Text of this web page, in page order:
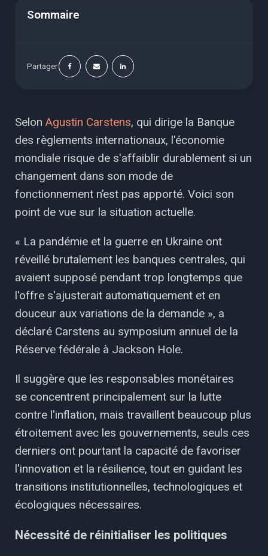
Sommaire
Partager
Selon Agustin Carstens, qui dirige la Banque
des règlements internationaux, l'économie
mondiale risque de s'affaiblir durablement si un
changement dans son mode de
fonctionnement n’est pas apporté. Voici son
point de vue sur la situation actuelle.
« La pandémie et la guerre en Ukraine ont
réveillé brutalement les banques centrales, qui
avaient supposé pendant trop longtemps que
l'offre s'ajusterait automatiquement et en
douceur aux variations de la demande », a
déclaré Carstens au symposium annuel de la
Réserve fédérale à Jackson Hole.
Il suggère que les responsables monétaires
se concentrent principalement sur la lutte
contre l'inflation, mais travaillent beaucoup plus
étroitement avec les gouvernements, seuls ces
derniers ont pourtant la capacité de favoriser
l'innovation et la résilience, tout en guidant les
transitions institutionnelles, technologiques et
écologiques nécessaires.
Nécessité de réinitialiser les politiques